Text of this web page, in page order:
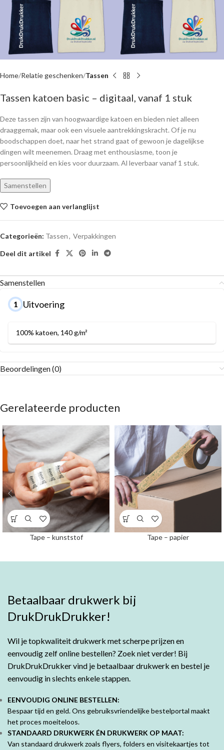
Home Relatie geschenken Tassen
Tassen katoen basic – digitaal, vanaf 1 stuk
Deze tassen zijn van hoogwaardige katoen en bieden niet alleen
draaggemak, maar ook een visuele aantrekkingskracht. Of je nu
boodschappen doet, naar het strand gaat of gewoon je dagelijkse
dingen wilt meenemen. Draag met enthousiasme, toon je
persoonlijkheid en kies voor duurzaam. Al leverbaar vanaf 1 stuk.
Samenstellen
Toevoegen aan verlanglijst
Categorieën: Tassen, Verpakkingen
Deel dit artikel
Samenstellen
1 Uitvoering
100% katoen, 140 g/m²
Beoordelingen (0)
Gerelateerde producten
Tape – kunststof Tape – papier
Betaalbaar drukwerk bij
DrukDrukDrukker!
Wil je topkwaliteit drukwerk met scherpe prijzen en
eenvoudig zelf online bestellen? Zoek niet verder! Bij
DrukDrukDrukker vind je betaalbaar drukwerk en bestel je
eenvoudig in slechts enkele stappen.
EENVOUDIG ONLINE BESTELLEN:
Bespaar tijd en geld. Ons gebruiksvriendelijke bestelportal maakt
het proces moeiteloos.
STANDAARD DRUKWERK ÉN DRUKWERK OP MAAT:
Van standaard drukwerk zoals flyers, folders en visitekaartjes tot